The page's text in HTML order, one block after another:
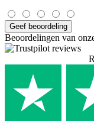
Geef beoordeling
Beoordelingen van